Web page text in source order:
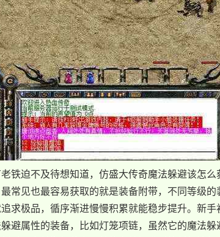
铁迫不及待想知道，仿盛大传奇魔法躲避该怎
常见也最容易获取的就是装备附带，不同等级
求极品，循序渐进慢慢积累就能稳步提升。新
避属性的装备，比如灯笼项链，虽然它的魔法